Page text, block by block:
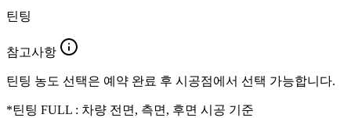
틴팅
참고사항
틴팅 농도 선택은 예약 완료 후 시공점에서 선택 가능합니다.
*틴팅 FULL : 차량 전면, 측면, 후면 시공 기준